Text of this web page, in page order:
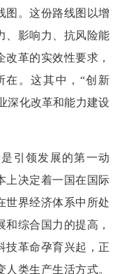
图。这份路线图以增
、影响力、抗风险能
革的实效性要求，
在。这其中，“创新
深化改革和能力建设
引领发展的第一动
上决定着一国在国际
世界经济体系中所处
综合国力的提高，
技革命孕育兴起，正
类生产生活方式。